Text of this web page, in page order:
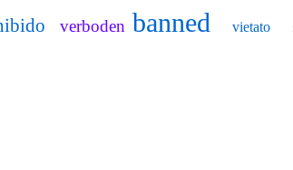
verboden banned vietato